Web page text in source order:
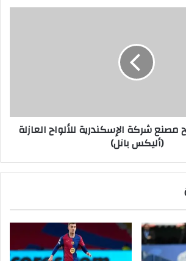
مصنع شركة الإسكندرية للألواح العازلة
(أليكس بانل)